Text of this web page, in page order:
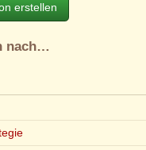
erstellen
nach…